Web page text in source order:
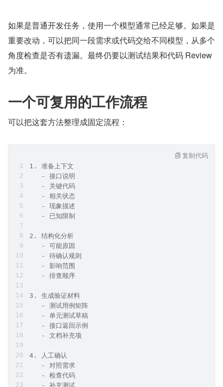
如果是普通开发任务，使用一个模型通常已经足够。如果是
重要改动，可以把同一段需求或代码交给不同模型，从多个
角度检查是否有遗漏。最终仍要以测试结果和代码 Review
为准。
一个可复用的工作流程
可以把这套方法整理成固定流程：
1. 准备上下文
   - 接口说明
   - 关键代码
   - 相关状态
   - 现象描述
   - 已知限制
2. 结构化分析
   - 可能原因
   - 待确认规则
   - 影响范围
   - 排查顺序
3. 生成验证材料
   - 测试用例矩阵
   - 单元测试草稿
   - 接口返回示例
   - 文档补充项
4. 人工确认
   - 对照需求
   - 检查代码
   - 补充测试
复制代码